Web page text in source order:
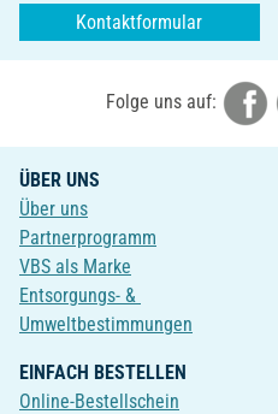
Kontaktformular
Folge uns auf:
ÜBER UNS
Über uns
Partnerprogramm
VBS als Marke
Entsorgungs- &
Umweltbestimmungen
EINFACH BESTELLEN
Online-Bestellschein